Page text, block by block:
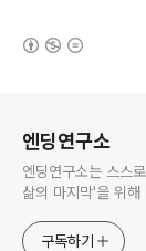
엔딩연구소
엔딩연구소는 스스
삶의 마지막'을 위해
구독하기